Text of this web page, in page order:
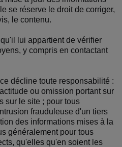
se réserve le droit de corriger,
le contenu.
lui appartient de vérifier
y compris en contactant
décline toute responsabilité :
ou omission portant sur
sur le site ; pour tous
frauduleuse d'un tiers
des informations mises à la
généralement pour tous
qu'elles qu'en soient les